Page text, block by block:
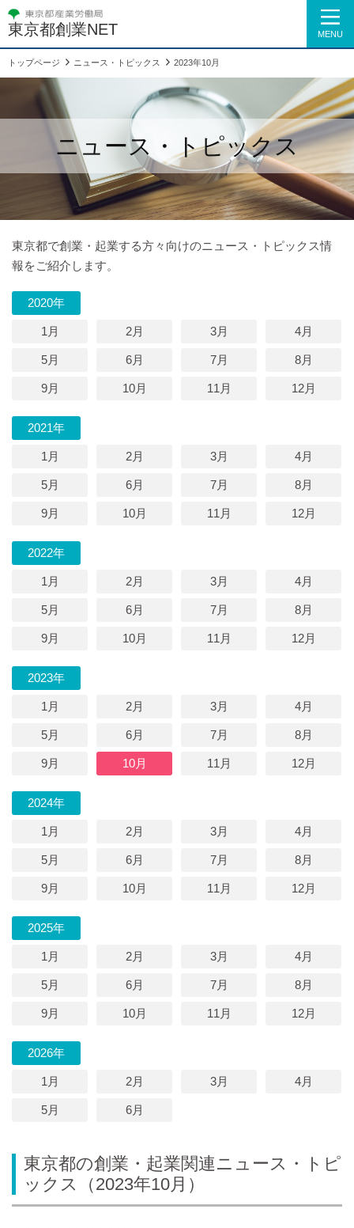
東京都創業NET MENU
トップページ ニュース・トピックス 2023年10月
ニュース・トピックス
東京都で創業・起業する方々向けのニュース・トピックス情
報をご紹介します。
2020年
1月 2月 3月 4月
5月 6月 7月 8月
9月 10月 11月 12月
2021年
1月 2月 3月 4月
5月 6月 7月 8月
9月 10月 11月 12月
2022年
1月 2月 3月 4月
5月 6月 7月 8月
9月 10月 11月 12月
2023年
1月 2月 3月 4月
5月 6月 7月 8月
9月 10月 11月 12月
2024年
1月 2月 3月 4月
5月 6月 7月 8月
9月 10月 11月 12月
2025年
1月 2月 3月 4月
5月 6月 7月 8月
9月 10月 11月 12月
2026年
1月 2月 3月 4月
5月 6月
東京都の創業・起業関連ニュース・トピ
ックス（2023年10月）